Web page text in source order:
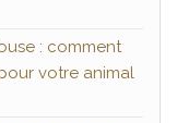
: comment
votre animal